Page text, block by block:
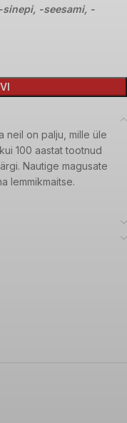
sinepi, -seesami, -
neil on palju, mille üle
100 aastat tootnud
Nautige magusate
lemmikmaitse.